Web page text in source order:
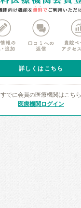
詳しくはこちら
すでに会員の医療機関はこちら
医療機関ログイン